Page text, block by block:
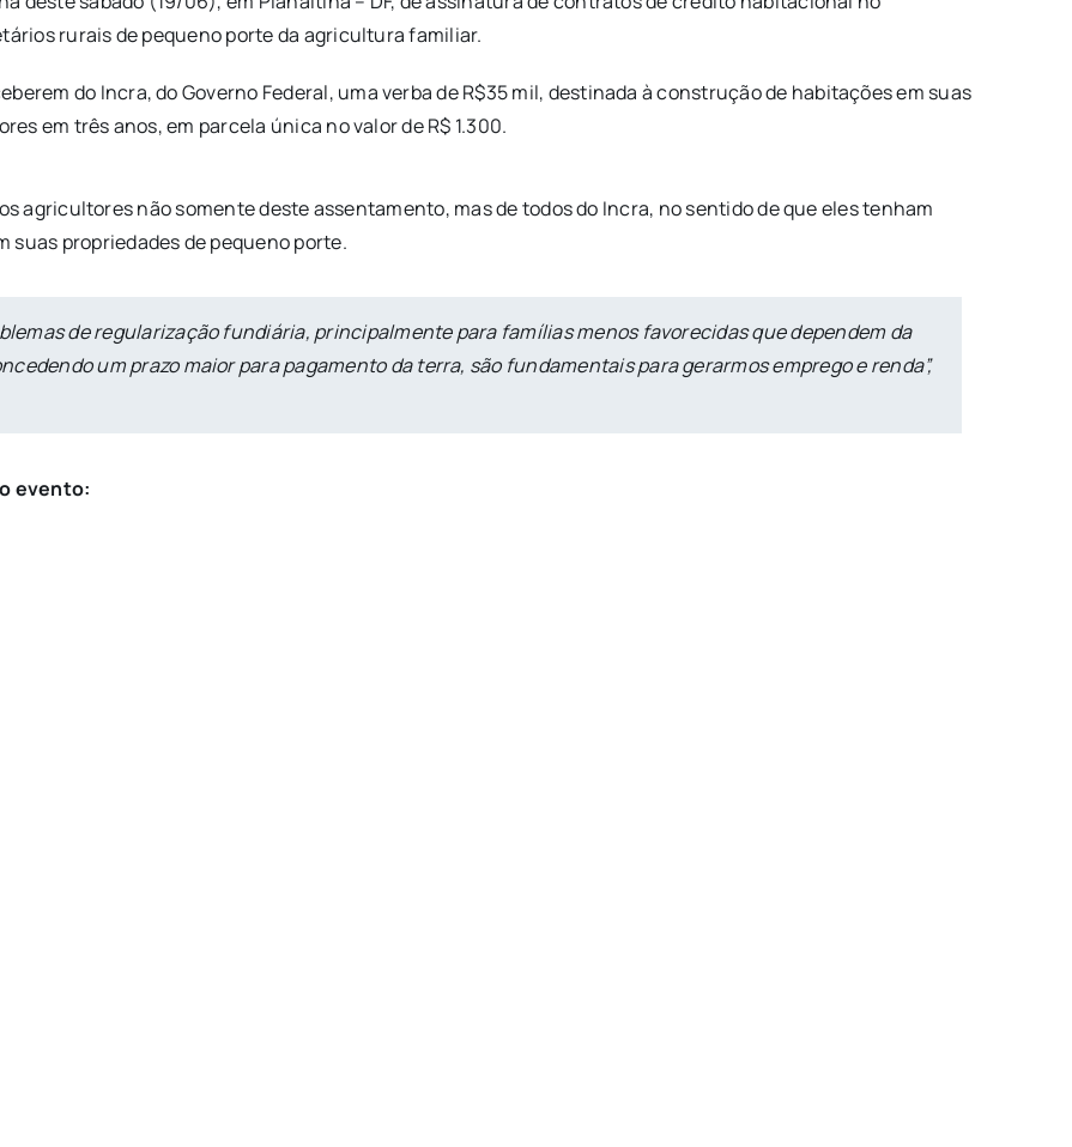
rurais de pequeno porte da agricultura familiar.
do Incra, do Governo Federal, uma verba de R$35 mil, destinada à construção de habitações em suas
em três anos, em parcela única no valor de R$ 1.300.
agricultores não somente deste assentamento, mas de todos do Incra, no sentido de que eles tenham
suas propriedades de pequeno porte.
de regularização fundiária, principalmente para famílias menos favorecidas que dependem da
um prazo maior para pagamento da terra, são fundamentais para gerarmos emprego e renda”,
evento: